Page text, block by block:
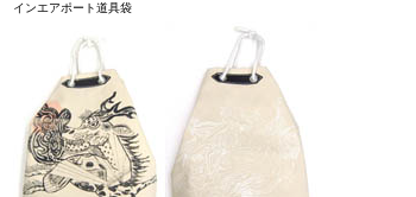
インエアポート道具袋